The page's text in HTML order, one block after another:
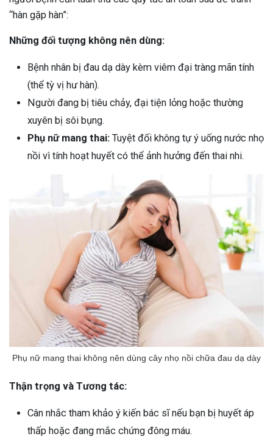
“hàn gặp hàn”:
Những đối tượng không nên dùng:
Bệnh nhân bị đau dạ dày kèm viêm đại tràng mãn tính
(thể tỳ vị hư hàn).
Người đang bị tiêu chảy, đại tiện lỏng hoặc thường
xuyên bị sôi bụng.
Phụ nữ mang thai: Tuyệt đối không tự ý uống nước nhọ
nồi vì tính hoạt huyết có thể ảnh hưởng đến thai nhi.
Phụ nữ mang thai không nên dùng cây nhọ nồi chữa đau dạ dày
Thận trọng và Tương tác:
Cân nhắc tham khảo ý kiến bác sĩ nếu bạn bị huyết áp
thấp hoặc đang mắc chứng đông máu.